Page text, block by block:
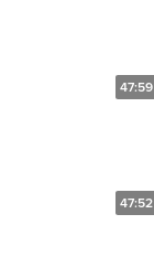
47:59
47:52